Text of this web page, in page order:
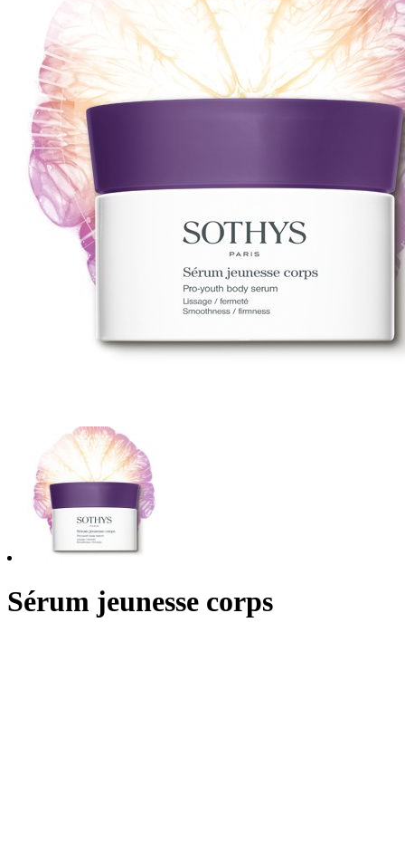
Sérum jeunesse corps